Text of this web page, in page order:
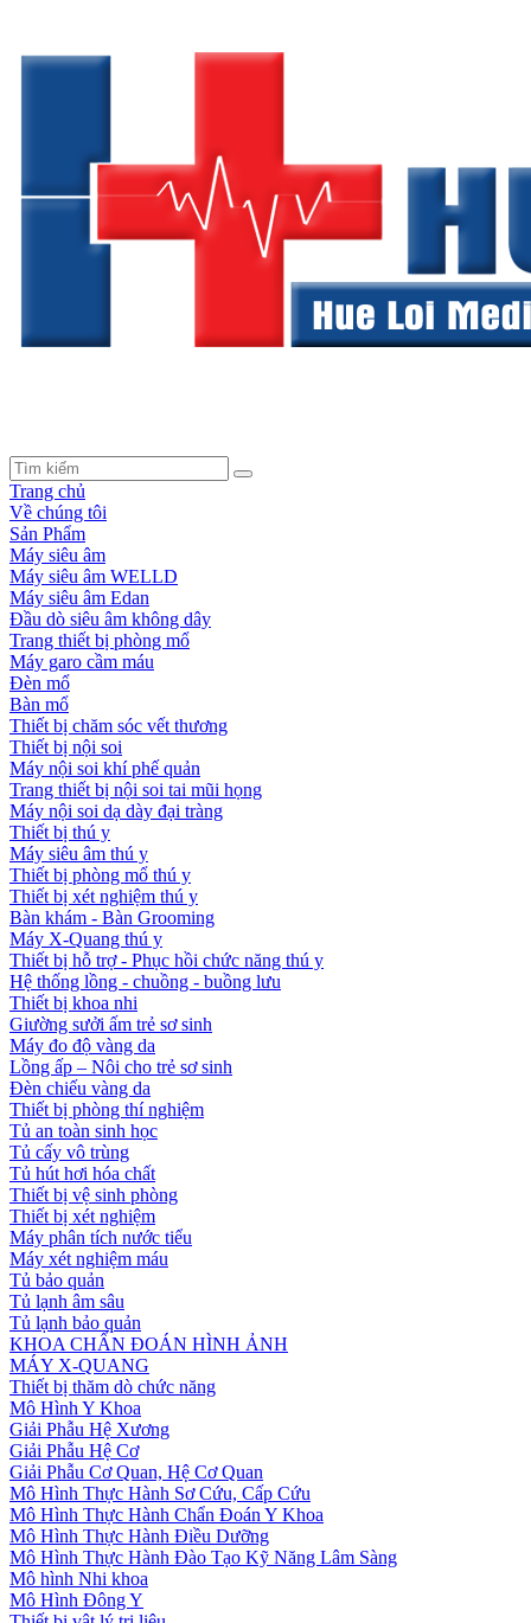
Trang chủ
Về chúng tôi
Sản Phẩm
Máy siêu âm
Máy siêu âm WELLD
Máy siêu âm Edan
Đầu dò siêu âm không dây
Trang thiết bị phòng mổ
Máy garo cầm máu
Đèn mổ
Bàn mổ
Thiết bị chăm sóc vết thương
Thiết bị nội soi
Máy nội soi khí phế quản
Trang thiết bị nội soi tai mũi họng
Máy nội soi dạ dày đại tràng
Thiết bị thú y
Máy siêu âm thú y
Thiết bị phòng mổ thú y
Thiết bị xét nghiệm thú y
Bàn khám - Bàn Grooming
Máy X-Quang thú y
Thiết bị hỗ trợ - Phục hồi chức năng thú y
Hệ thống lồng - chuồng - buồng lưu
Thiết bị khoa nhi
Giường sưởi ấm trẻ sơ sinh
Máy đo độ vàng da
Lồng ấp – Nôi cho trẻ sơ sinh
Đèn chiếu vàng da
Thiết bị phòng thí nghiệm
Tủ an toàn sinh học
Tủ cấy vô trùng
Tủ hút hơi hóa chất
Thiết bị vệ sinh phòng
Thiết bị xét nghiệm
Máy phân tích nước tiểu
Máy xét nghiệm máu
Tủ bảo quản
Tủ lạnh âm sâu
Tủ lạnh bảo quản
KHOA CHẨN ĐOÁN HÌNH ẢNH
MÁY X-QUANG
Thiết bị thăm dò chức năng
Mô Hình Y Khoa
Giải Phẫu Hệ Xương
Giải Phẫu Hệ Cơ
Giải Phẫu Cơ Quan, Hệ Cơ Quan
Mô Hình Thực Hành Sơ Cứu, Cấp Cứu
Mô Hình Thực Hành Chẩn Đoán Y Khoa
Mô Hình Thực Hành Điều Dưỡng
Mô Hình Thực Hành Đào Tạo Kỹ Năng Lâm Sàng
Mô hình Nhi khoa
Mô Hình Đông Y